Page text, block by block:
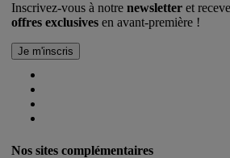
Inscrivez-vous à notre newsletter et
offres exclusives en avant-première !
Nos sites complémentaires